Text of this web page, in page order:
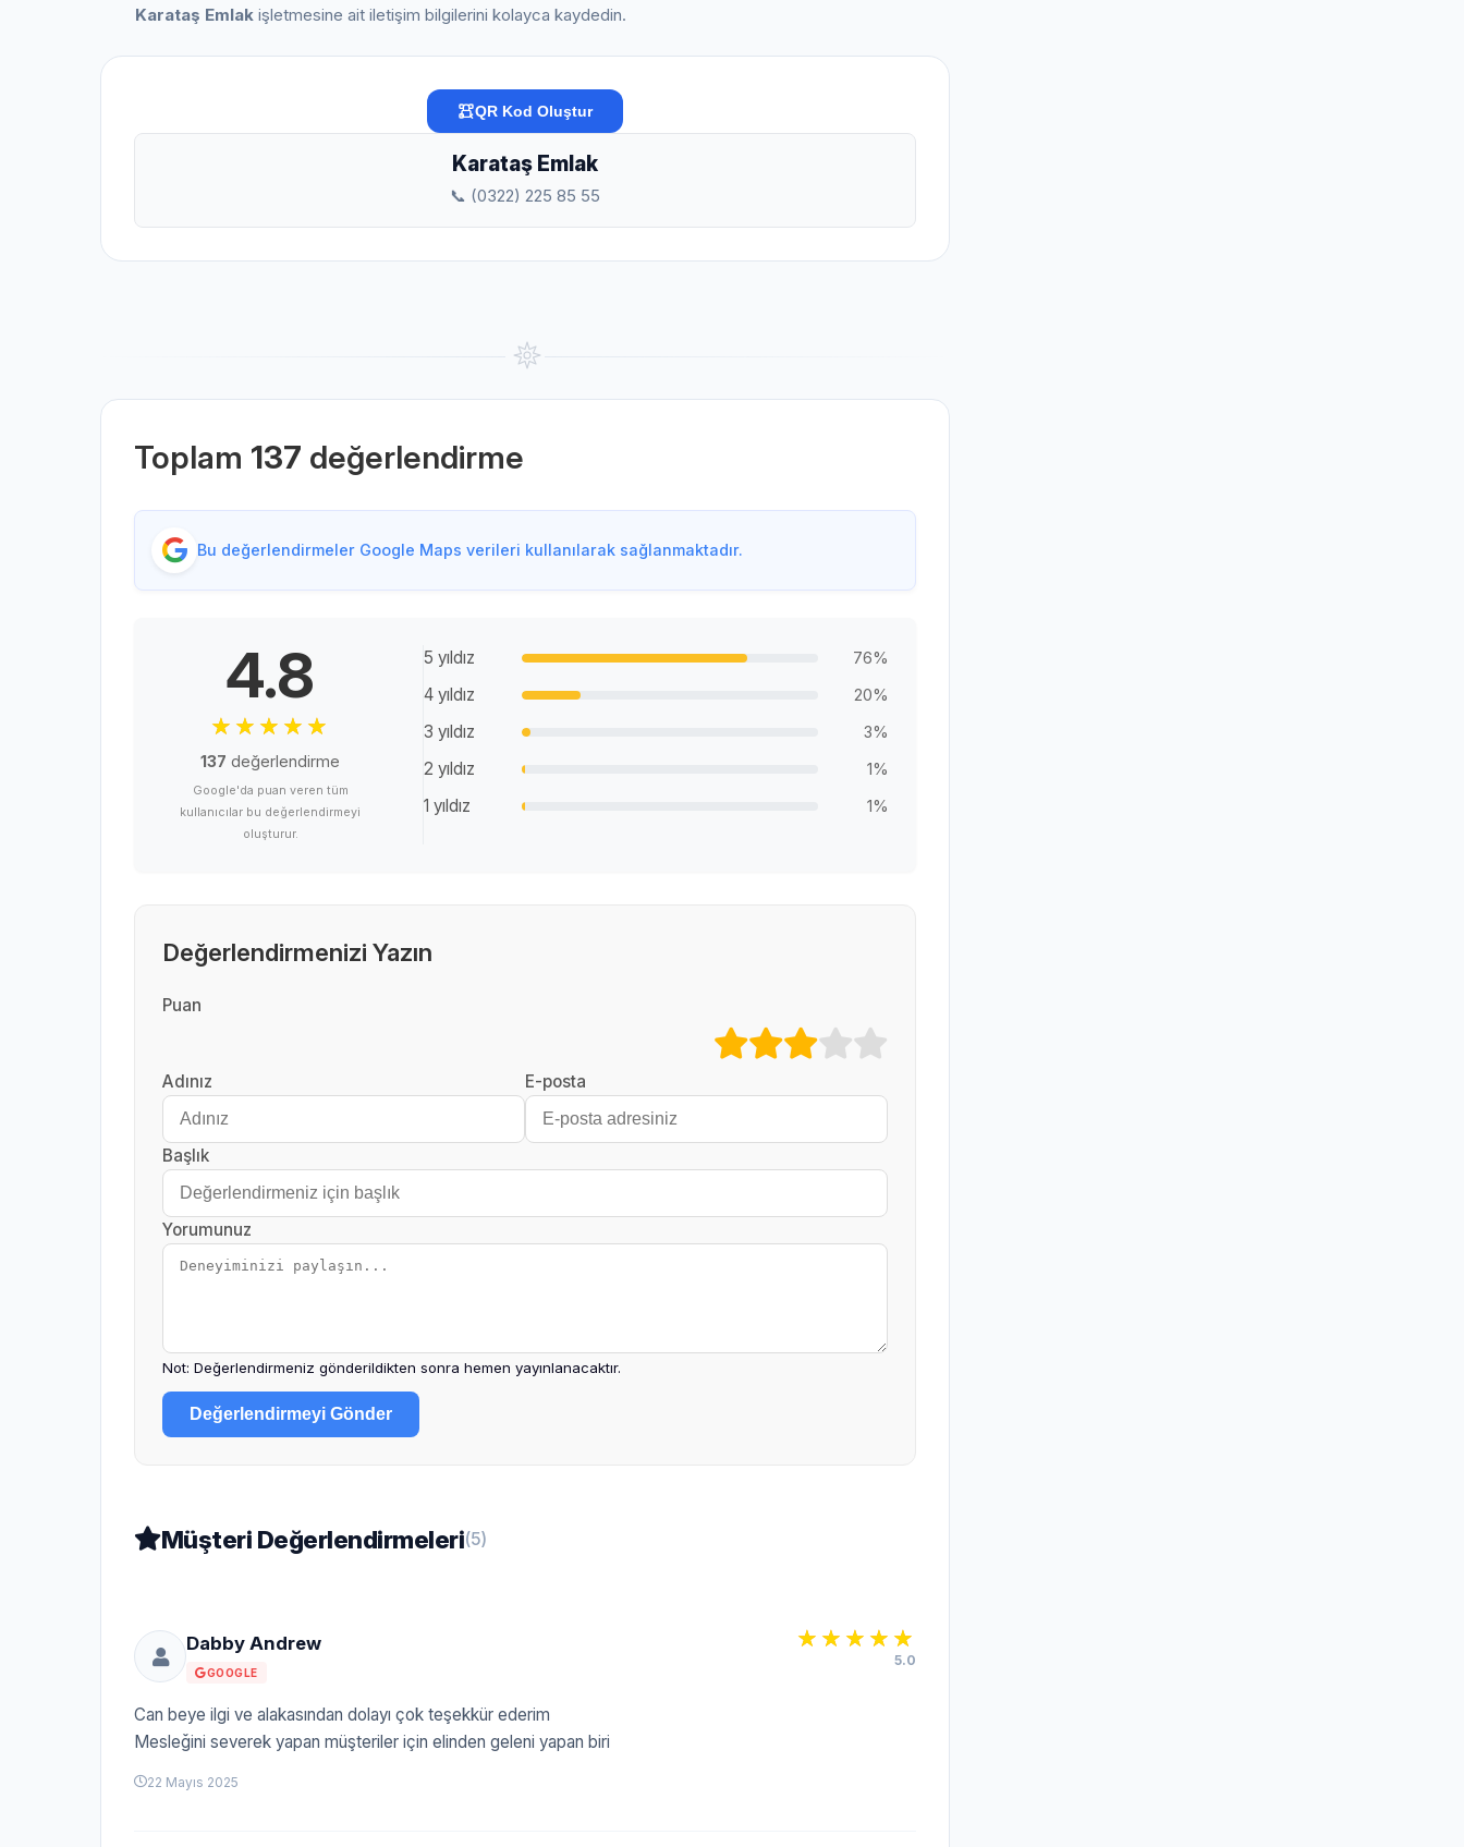
Karataş Emlak işletmesine ait iletişim bilgilerini kolayca kaydedin.
QR Kod Oluştur
Karataş Emlak
📞 (0322) 225 85 55
Toplam 137 değerlendirme
Bu değerlendirmeler Google Maps verileri kullanılarak sağlanmaktadır.
4.8
137 değerlendirme
Google'da puan veren tüm
kullanıcılar bu değerlendirmeyi
oluşturur.
5 yıldız 76%
4 yıldız 20%
3 yıldız 3%
2 yıldız 1%
1 yıldız 1%
Değerlendirmenizi Yazın
Puan
Adınız E-posta
Başlık
Yorumunuz
Not: Değerlendirmeniz gönderildikten sonra hemen yayınlanacaktır.
Değerlendirmeyi Gönder
Müşteri Değerlendirmeleri(5)
Dabby Andrew
GOOGLE
5.0
Can beye ilgi ve alakasından dolayı çok teşekkür ederim
Mesleğini severek yapan müşteriler için elinden geleni yapan biri
22 Mayıs 2025